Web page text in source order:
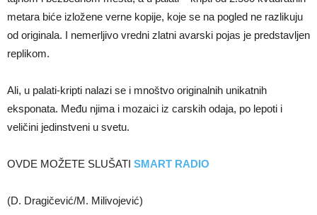
metara biće izložene verne kopije, koje se na pogled ne razlikuju
od originala. I nemerljivo vredni zlatni avarski pojas je predstavljen
replikom.
Ali, u palati-kripti nalazi se i mnoštvo originalnih unikatnih
eksponata. Među njima i mozaici iz carskih odaja, po lepoti i
veličini jedinstveni u svetu.
OVDE MOŽETE SLUŠATI SMART RADIO
(D. Dragičević/M. Milivojević)